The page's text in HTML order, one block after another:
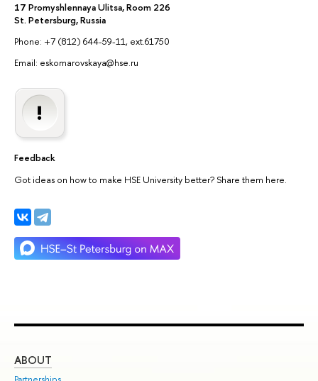
17 Promyshlennaya Ulitsa, Room 226
St. Petersburg, Russia
Phone: +7 (812) 644-59-11, ext.61750
Email: eskomarovskaya@hse.ru
Feedback
Got ideas on how to make HSE University better? Share them here.
ABOUT